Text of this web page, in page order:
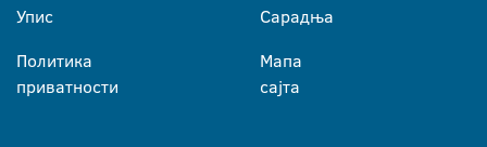
Упис
Политика
приватности
Сарадња
Мапа
сајта